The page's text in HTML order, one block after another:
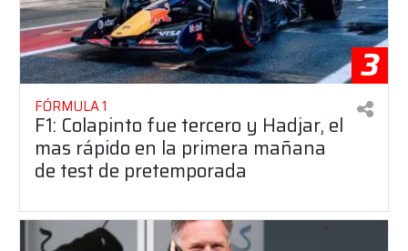
3
FÓRMULA 1
F1: Colapinto fue tercero y Hadjar, el
mas rápido en la primera mañana
de test de pretemporada